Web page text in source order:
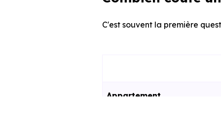
C'est souvent la première
Appartement